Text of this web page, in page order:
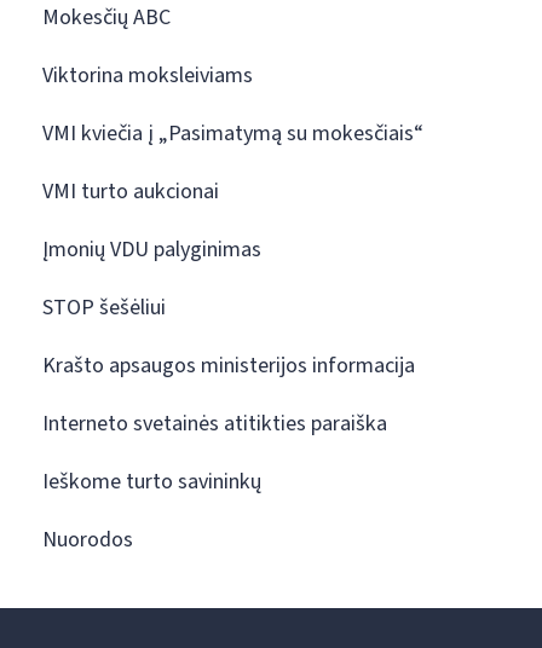
Mokesčių ABC
Viktorina moksleiviams
VMI kviečia į „Pasimatymą su mokesčiais“
VMI turto aukcionai
Įmonių VDU palyginimas
STOP šešėliui
Krašto apsaugos ministerijos informacija
Interneto svetainės atitikties paraiška
Ieškome turto savininkų
Nuorodos